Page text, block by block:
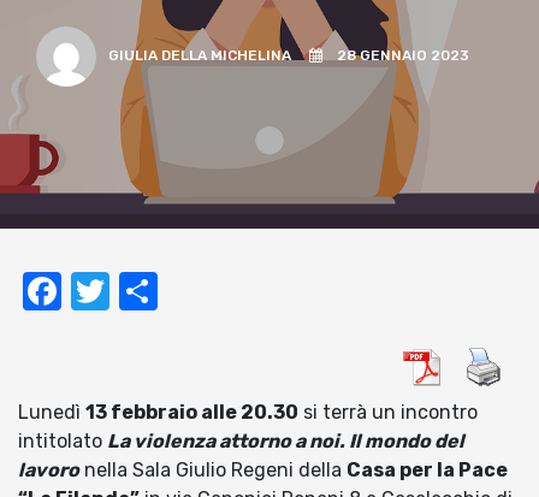
GIULIA DELLA MICHELINA 28 GENNAIO 2023
Facebook
Twitter
Lunedì 13 febbraio alle 20.30 si terrà un incontro
intitolato La violenza attorno a noi. Il mondo del
lavoronella Sala Giulio Regeni della Casa per la Pace